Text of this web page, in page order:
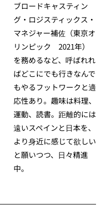
ブロードキャスティン
グ・ロジスティックス・
マネジャー補佐（東京オ
リンピック 2021年）
を務めるなど、呼ばれれ
ばどこにでも行きなんで
もやるフットワークと適
応性あり。趣味は料理、
運動、読書。距離的には
遠いスペインと日本を、
より身近に感じて欲しい
と願いつつ、日々精進
中。